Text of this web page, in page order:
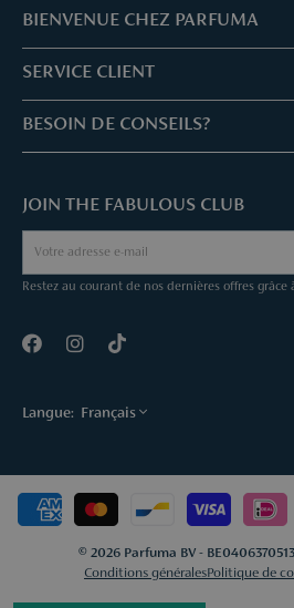
BIENVENUE CHEZ PARFUMA
Boutiques & Services
Réservez votre traitement
À Propos de Parfuma
SERVICE CLIENT
Service client & Questions fréquentes
Parfuma Chèque-Cadeau
Sample Service
BESOIN DE CONSEILS?
Envoyez une mail
Call us
JOIN THE FABULOUS CLUB
Restez au courant de nos dernières offres grâce
Langue: Français
© 2026 Parfuma BV -
Conditions généralesPolitique de